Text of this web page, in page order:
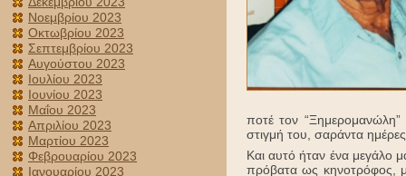
Νοεμβρίου 2023
Οκτωβρίου 2023
Σεπτεμβρίου 2023
Αυγούστου 2023
Ιουλίου 2023
Ιουνίου 2023
Μαΐου 2023
Απριλίου 2023
Μαρτίου 2023
Φεβρουαρίου 2023
Ιανουαρίου 2023
ποτέ τον
στιγμή του, σαράντα
Και αυτό ήταν ένα μεγάλο
πρόβατα ως κηνοτρόφος,